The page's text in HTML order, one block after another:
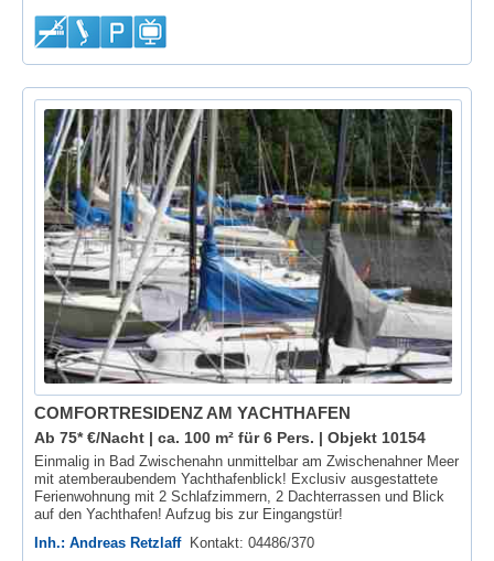
COMFORTRESIDENZ AM YACHTHAFEN
Ab 75* €/Nacht | ca. 100 m² für 6 Pers. | Objekt 10154
Einmalig in Bad Zwischenahn unmittelbar am Zwischenahner Meer
mit atemberaubendem Yachthafenblick! Exclusiv ausgestattete
Ferienwohnung mit 2 Schlafzimmern, 2 Dachterrassen und Blick
auf den Yachthafen! Aufzug bis zur Eingangstür!
Inh.: Andreas Retzlaff Kontakt: 04486/370